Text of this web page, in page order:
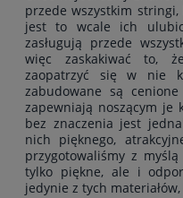
przede wszystkim
jest to wcale ich
zasługują przede
więc zaskakiwać to,
zaopatrzyć się w nie
zabudowane są
zapewniają noszącym je
bez znaczenia jest
nich pięknego,
przygotowaliśmy z
tylko piękne, ale i
jedynie z tych